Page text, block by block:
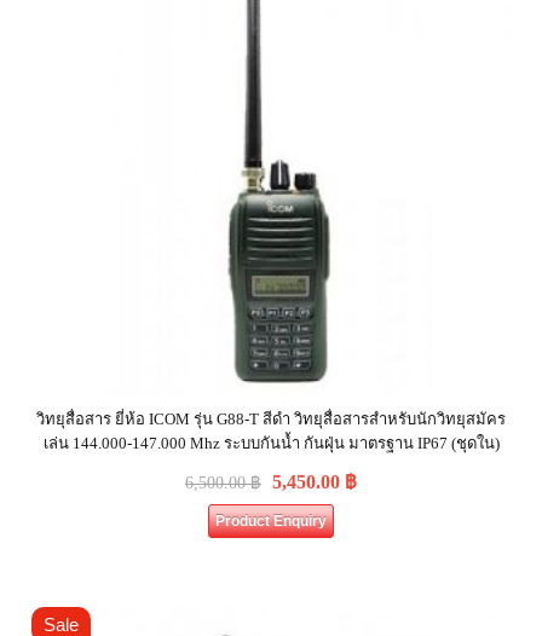
วิทยุสื่อสาร ยี่ห้อ ICOM รุ่น G88-T สีดำ วิทยุสื่อสารสำหรับนักวิทยุสมัคร
เล่น 144.000-147.000 Mhz ระบบกันน้ำ กันฝุ่น มาตรฐาน IP67 (ชุดใน)
6,500.00฿ 5,450.00 ฿
Product Enquiry
Sale